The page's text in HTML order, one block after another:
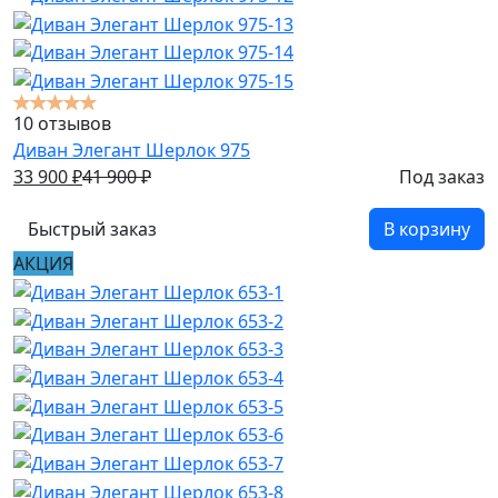
10 отзывов
Диван Элегант Шерлок 975
33 900₽41 900₽ Под заказ
Быстрый заказ
В корзину
АКЦИЯ